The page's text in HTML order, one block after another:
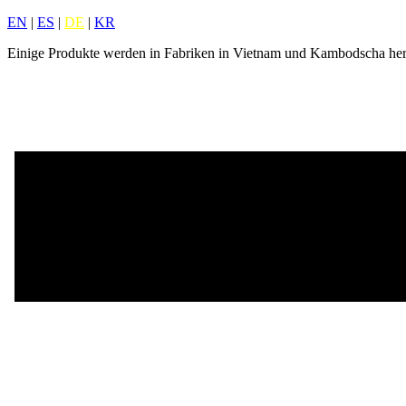
EN | ES | DE | KR
Einige Produkte werden in Fabriken in Vietnam und Kambodscha